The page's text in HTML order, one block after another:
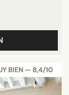
BIEN — 8,4/10